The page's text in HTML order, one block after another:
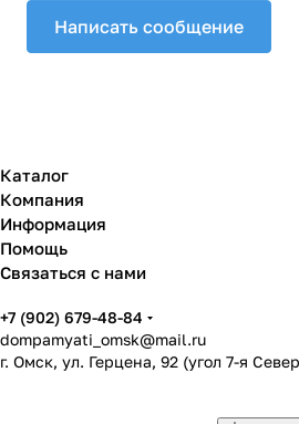
Написать сообщение
Каталог
Компания
Информация
Помощь
Связаться с нами
+7 (902) 679-48-84
dompamyati_omsk@mail.ru
г. Омск, ул. Герцена, 92 (угол 7-я